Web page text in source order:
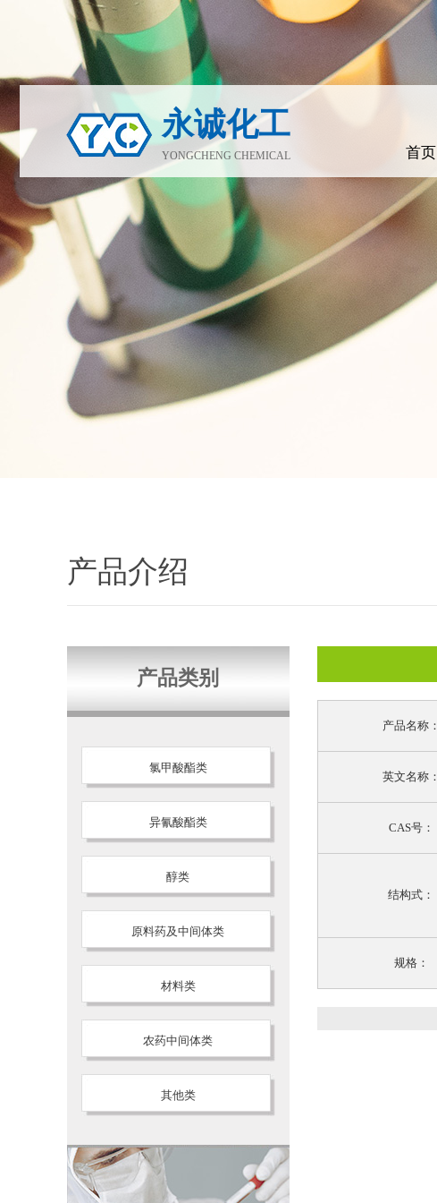
永诚化工
YONGCHENG CHEMICAL 首页
产品介绍
产品类别
氯甲酸酯类
异氰酸酯类
醇类
原料药及中间体类
材料类
农药中间体类
其他类
产品名称：
英文名称：
CAS号：
结构式：
规格：